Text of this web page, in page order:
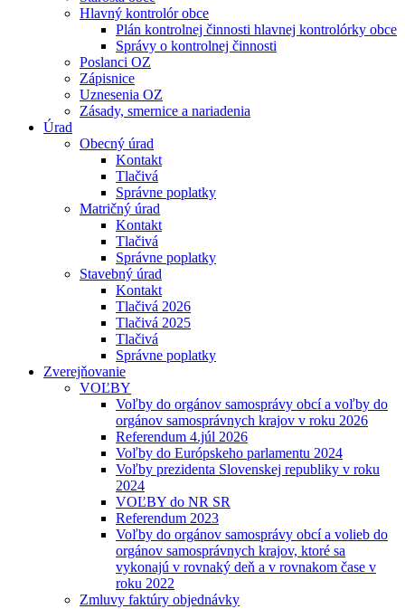
Hlavný kontrolór obce
Plán kontrolnej činnosti hlavnej kontrolórky obce
Správy o kontrolnej činnosti
Poslanci OZ
Zápisnice
Uznesenia OZ
Zásady, smernice a nariadenia
Úrad
Obecný úrad
Kontakt
Tlačivá
Správne poplatky
Matričný úrad
Kontakt
Tlačivá
Správne poplatky
Stavebný úrad
Kontakt
Tlačivá 2026
Tlačivá 2025
Tlačivá
Správne poplatky
Zverejňovanie
VOĽBY
Voľby do orgánov samosprávy obcí a voľby do
orgánov samosprávnych krajov v roku 2026
Referendum 4.júl 2026
Voľby do Európskeho parlamentu 2024
Voľby prezidenta Slovenskej republiky v roku
2024
VOĽBY do NR SR
Referendum 2023
Voľby do orgánov samosprávy obcí a volieb do
orgánov samosprávnych krajov, ktoré sa
vykonajú v rovnaký deň a v rovnakom čase v
roku 2022
Zmluvy faktúry objednávky